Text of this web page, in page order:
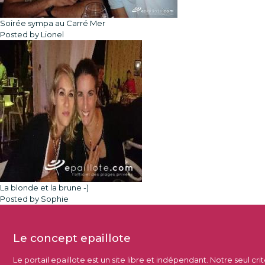
Soirée sympa au Carré Mer
Posted by Lionel
La blonde et la brune -)
Posted by Sophie
Le concept epaillote
Le portail epaillote est un site libre et indépendant. Notre seul